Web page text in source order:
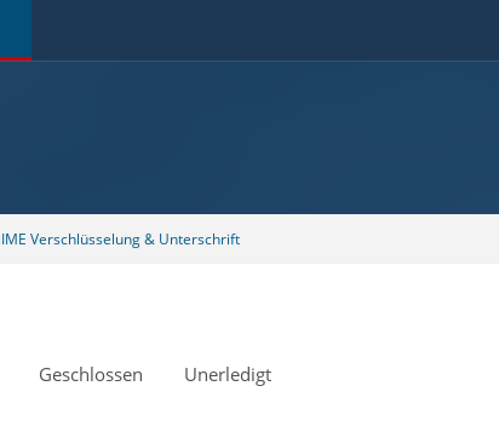
Verschlüsselung & Unterschrift
Geschlossen Unerledigt